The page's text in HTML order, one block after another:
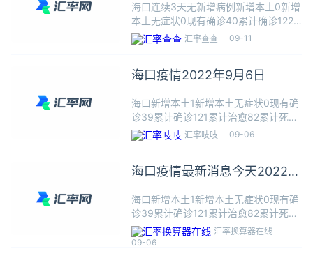
海口连续3天无新增病例新增本土0新增
本土无症状0现有确诊40累计确诊122
累计治愈82累计死亡0新增数据统计周
期为昨日09.09 0-24时本地播报09月
化
汇率查查 09-11
海口疫情2022年9月6日
海口新增本土1新增本土无症状0现有确
诊39累计确诊121累计治愈82累计死亡
0新增数据统计周期为昨日09.04 0-24
时本地播报09月05日 00:00海口美兰
汇率吱吱 09-06
海口疫情最新消息今天2022年
海口新增本土1新增本土无症状0现有确
诊39累计确诊121累计治愈82累计死亡
0新增数据统计周期为昨日09.04 0-24
时本地播报09月05日 00:00海口美兰
汇率换算器在线
09-06